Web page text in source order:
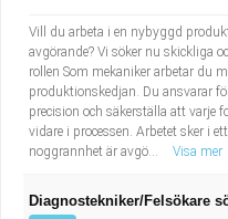
Vill du arbeta i en nybyggd
avgörande? Vi söker nu skickliga
rollen Som mekaniker arbetar du
produktionskedjan. Du ansvarar
precision och säkerställa att varje
vidare i processen. Arbetet sker i
noggrannhet är avgö...
Visa mer
Diagnostekniker/Felsökare